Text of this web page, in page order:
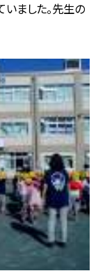
ました。先生の